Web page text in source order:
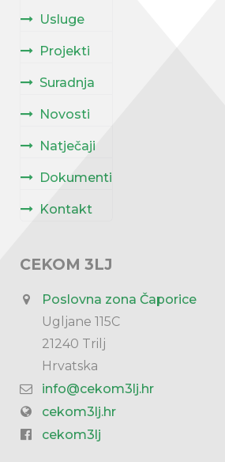
Usluge
Projekti
Suradnja
Novosti
Natječaji
Dokumenti
Kontakt
CEKOM 3LJ
Poslovna zona Čaporice
Ugljane 115C
21240 Trilj
Hrvatska
info@cekom3lj.hr
cekom3lj.hr
cekom3lj